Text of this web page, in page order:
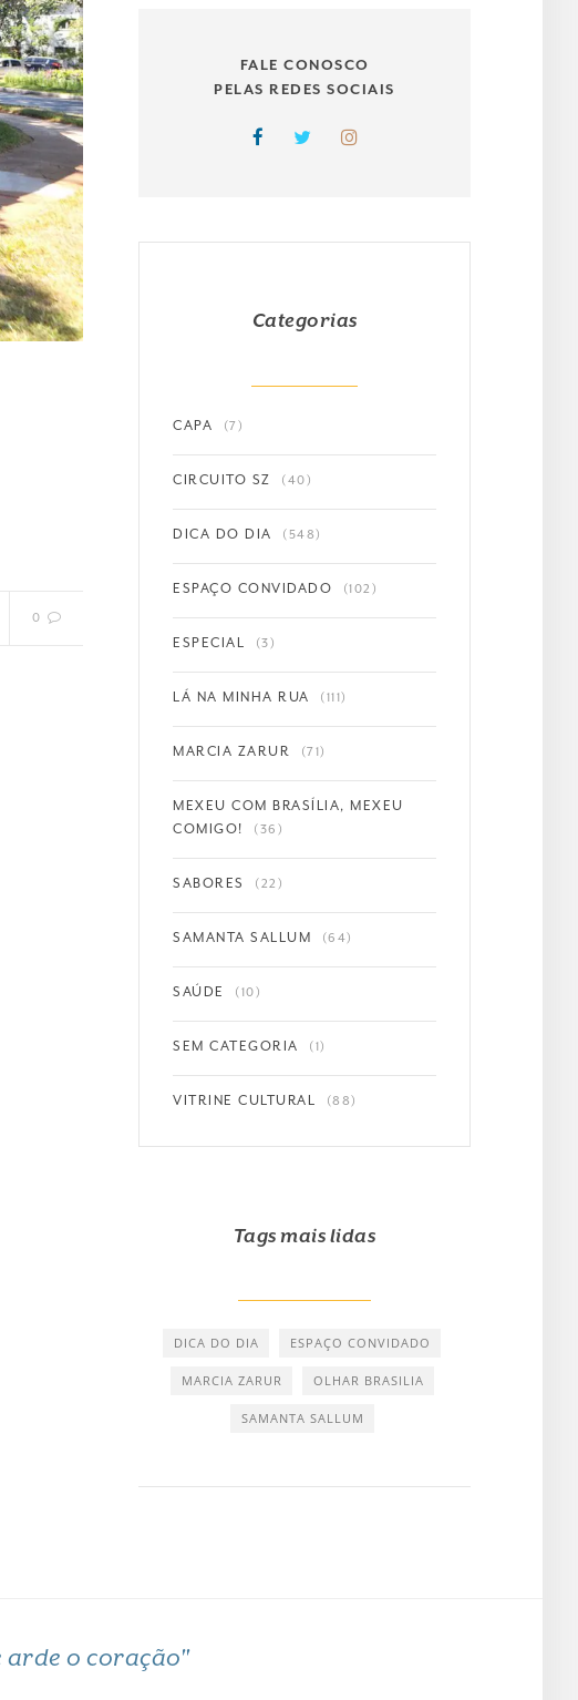
0
FALE CONOSCO
PELAS REDES SOCIAIS
Categorias
CAPA (7)
CIRCUITO SZ (40)
DICA DO DIA (548)
ESPAÇO CONVIDADO (102)
ESPECIAL (3)
LÁ NA MINHA RUA (111)
MARCIA ZARUR (71)
MEXEU COM BRASÍLIA, MEXEU
COMIGO!
(36)
SABORES (22)
SAMANTA SALLUM (64)
SAÚDE (10)
SEM CATEGORIA (1)
VITRINE CULTURAL (88)
Tags mais lidas
DICA DO DIA ESPAÇO CONVIDADO
MARCIA ZARUR OLHAR BRASILIA
SAMANTA SALLUM
arde o coração"